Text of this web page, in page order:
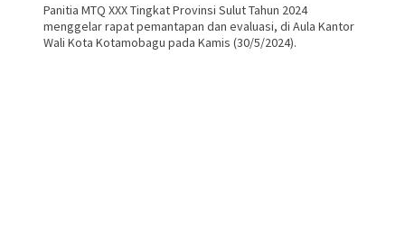
Panitia MTQ XXX Tingkat Provinsi Sulut Tahun 2024
menggelar rapat pemantapan dan evaluasi, di Aula Kantor
Wali Kota Kotamobagu pada Kamis (30/5/2024).